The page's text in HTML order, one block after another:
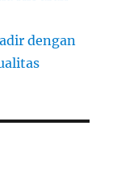
dengan